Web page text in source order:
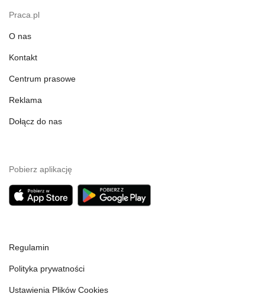
Praca.pl
O nas
Kontakt
Centrum prasowe
Reklama
Dołącz do nas
Pobierz aplikację
Regulamin
Polityka prywatności
Ustawienia Plików Cookies